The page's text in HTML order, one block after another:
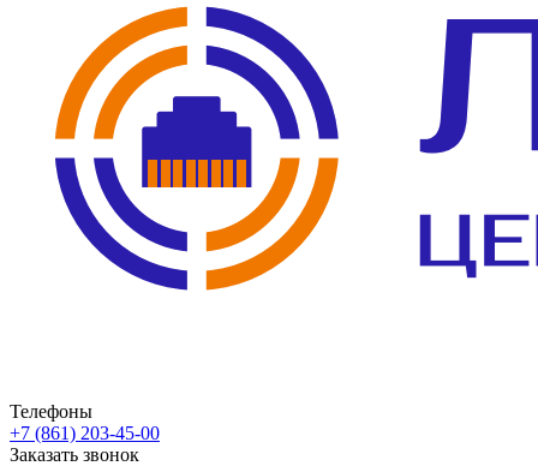
Телефоны
+7 (861) 203-45-00
Заказать звонок